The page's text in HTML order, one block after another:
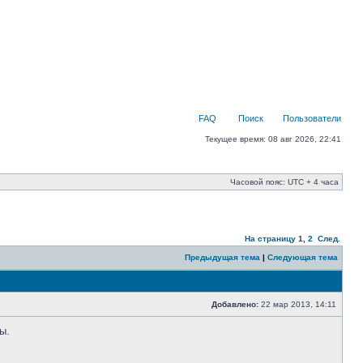
FAQ Поиск Пользователи
Текущее время: 08 авг 2026, 22:41
Часовой пояс: UTC + 4 часа
На страницу 1 2 След.
Предыдущая тема | Следующая тема
Добавлено: 22 мар 2013, 14:11